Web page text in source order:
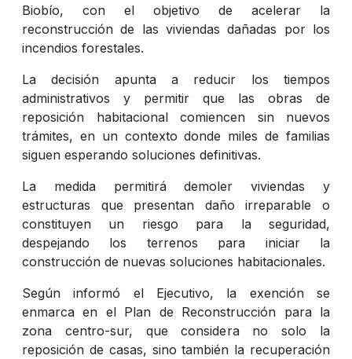
Biobío, con el objetivo de acelerar la
reconstrucción de las viviendas dañadas por los
incendios forestales.
La decisión apunta a reducir los tiempos
administrativos y permitir que las obras de
reposición habitacional comiencen sin nuevos
trámites, en un contexto donde miles de familias
siguen esperando soluciones definitivas.
La medida permitirá demoler viviendas y
estructuras que presentan daño irreparable o
constituyen un riesgo para la seguridad,
despejando los terrenos para iniciar la
construcción de nuevas soluciones habitacionales.
Según informó el Ejecutivo, la exención se
enmarca en el Plan de Reconstrucción para la
zona centro-sur, que considera no solo la
reposición de casas, sino también la recuperación